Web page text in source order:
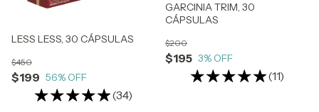
LESS LESS, 30 CÁPSULAS
$199
$450
56% OFF
(34)
GARCINIA TRIM, 30
CÁPSULAS
$195
$200
3% OFF
(11)